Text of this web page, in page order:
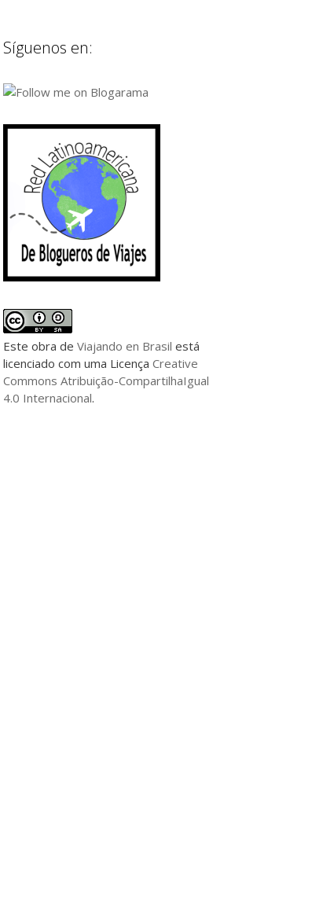
Síguenos en:
Este obra de Viajando en Brasil está
licenciado com uma Licença Creative
Commons Atribuição-CompartilhaIgual
4.0 Internacional.